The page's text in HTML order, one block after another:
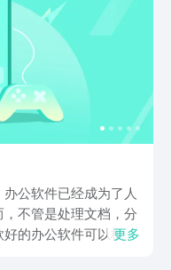
公软件已经成为了人
不管是处理文档，分
的办公软件可以极大
更多